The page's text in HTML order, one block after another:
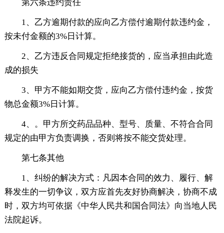
第六条违约责任
1、乙方逾期付款的应向乙方偿付逾期付款违约金，
按未付金额的3%日计算。
2、乙方违反合同规定拒绝接货的，应当承担由此造
成的损失
3、甲方不能如期交货，应向乙方偿付违约金，按货
物总金额3%日计算。
4、。甲方所交药品品种、型号、质量、不符合合同
规定的由甲方负责调换，否则将按不能交货处理。
第七条其他
1、纠纷的解决方式：凡因本合同的效力、履行、解
释发生的一切争议，双方应首先友好协商解决，协商不成
时，双方均可依据《中华人民共和国合同法》向当地人民
法院起诉。